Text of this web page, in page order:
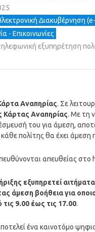
Διακυβέρνηση
- Επικοινωνίες
εξυπηρέτηση
Αναπηρίας. Σε
Κάρτας Αναπηρίας. Με τη
του για άμεση,
πολίτης θα έχει
απευθείας
εξυπηρετεί
άμεση βοήθεια για
9.00 έως τις 17.00.
ένα καινοτόμο